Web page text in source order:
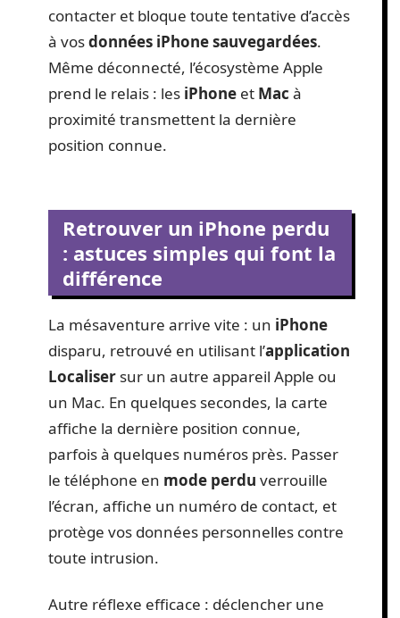
contacter et bloque toute tentative d’accès
à vosdonnées iPhone sauvegardées.
Même déconnecté, l’écosystème Apple
prend le relais : les iPhone et Mac à
proximité transmettent la dernière
position connue.
Retrouver un iPhone perdu
: astuces simples qui font la
différence
La mésaventure arrive vite : un iPhone
disparu, retrouvé en utilisant l’application
Localiser sur un autre appareil Apple ou
un Mac. En quelques secondes, la carte
affiche la dernière position connue,
parfois à quelques numéros près. Passer
le téléphone en mode perdu verrouille
l’écran, affiche un numéro de contact, et
protège vos données personnelles contre
toute intrusion.
Autre réflexe efficace : déclencher une